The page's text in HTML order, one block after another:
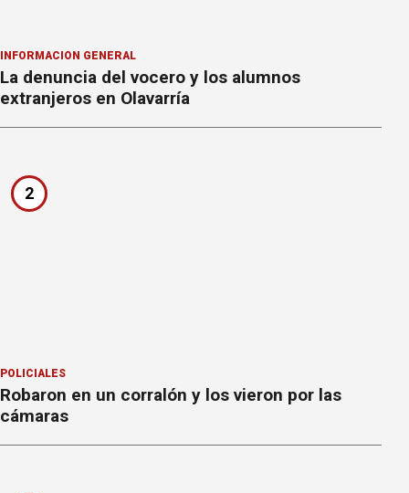
INFORMACION GENERAL
La denuncia del vocero y los alumnos
extranjeros en Olavarría
2
POLICIALES
Robaron en un corralón y los vieron por las
cámaras